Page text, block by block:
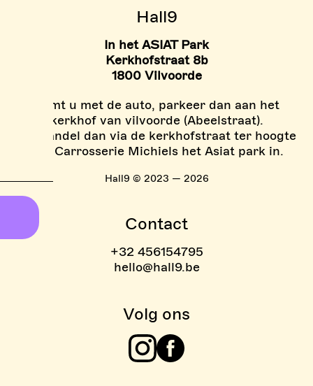
> TARIEVEN BOULDER
Hall9
In het ASIAT Park
Kerkhofstraat 8b
1800 Vilvoorde
Komt u met de auto, parkeer dan aan het
kerkhof van vilvoorde (Abeelstraat).
En wandel dan via de kerkhofstraat ter hoogte
van Carrosserie Michiels het Asiat park in.
Hall9 © 2023 — 2026
Contact
+32 456154795
hello@hall9.be
Volg ons